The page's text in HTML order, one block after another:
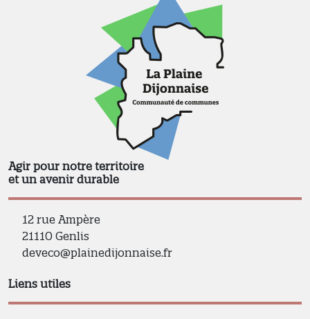
Agir pour notre territoire
et un avenir durable
12 rue Ampère
21110 Genlis
deveco@plainedijonnaise.fr
Liens utiles